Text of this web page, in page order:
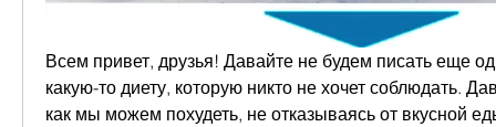
Всем привет, друзья! Давайте не будем писать еще
какую-то диету, которую никто не хочет соблюдать.
как мы можем похудеть, не отказываясь от вкусной